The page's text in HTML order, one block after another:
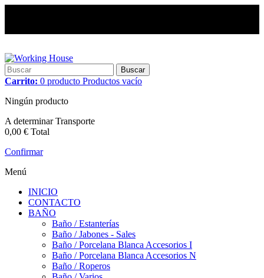
Buscar
Carrito: 0 producto Productos vacío
Ningún producto
A determinarTransporte
0,00 € Total
Confirmar
Menú
INICIO
CONTACTO
BAÑO
Baño / Estanterías
Baño / Jabones - Sales
Baño / Porcelana Blanca Accesorios I
Baño / Porcelana Blanca Accesorios N
Baño / Roperos